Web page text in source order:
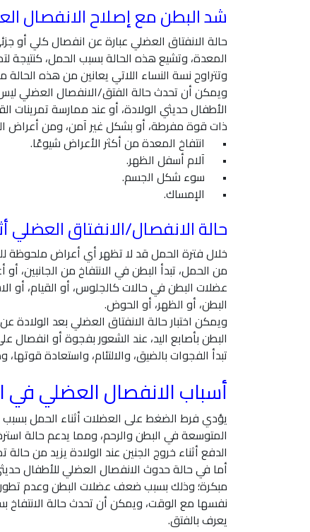
شد البطن مع إصلاح الانفصال
حالة الانفتاق العضلي عبارة عن انفصال كلي
المعدة، وتشيع هذه الحالة بسبب الحمل، كنتيجة
وتتراوح نسة النساء اللاتي يعانين من هذه الحالة من 30 إلى 60%، أثناء الحمل، أو بعد
ويمكن أن تحدث حالة الفتق/الانفصال العضلي
الأطفال حديثي الولادة، أو عند ممارسة تمرينات
ذات قوة مفرطة، أو بشكل غير آمن، ومن أعراض
•
انتفاخ المعدة من أكثر الأعراض شيوعًا.
•
آلام أسفل الظهر.
•
سوء شكل الجسم.
•
الإمساك.
حالة الانفصال/الانفتاق العضلي
خلال فترة الحمل قد لا تظهر أي أعراض ملحوظة
من الحمل، تبدأ البطن في الانتفاخ من
عضلات البطن في حالات كالجلوس، أو القيام، أو
البطن، أو الظهر، أو الحوض.
ويمكن اختبار حالة الانفتاق العضلي بعد
البطن بأصابع اليد، عند الشعور بفجوة أو
تبدأ الفجوات بالضيق، والالتئام، واستعادة
أسباب الانفصال العضلي في
يؤدي فرط الضغط على العضلات أثناء الحمل
المتوسعة في البطن والرحم، ومما يدعم حالة
الدفع أثناء خروج الجنين عند الولادة يزيد من حالة
أما في حالة حدوث الانفصال العضلي للأطفال
مبكرة؛ وذلك بسبب ضعف عضلات البطن وعدم
نفسها مع الوقت، ويمكن أن تحدث حالة الانتفاخ
يعرف بالفتق.